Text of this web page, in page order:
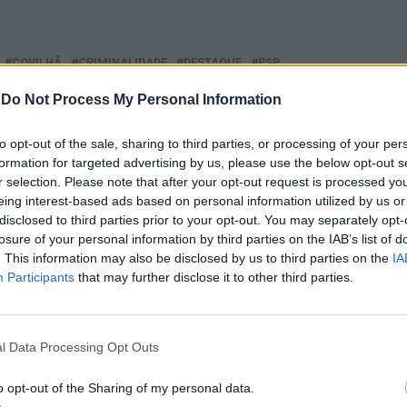
Do Not Process My Personal Information
opt-out of the sale, sharing to third parties, or processing of your
for targeted advertising by us, please use the below opt-out
selection. Please note that after your opt-out request is processed
interest-based ads based on personal information utilized by us
to third parties prior to your opt-out. You may separately
of your personal information by third parties on the IAB’s list of
This information may also be disclosed by us to third parties on the
Participants that may further disclose it to other third parties.
Data Processing Opt Outs
opt-out of the Sharing of my personal data.
COVILHÃ CRIMINALIDADE DESTAQUE PSP
PRÓXIMO
Curia
ESTAR INTERESSADO
de 26 anos detido por Amarante: PSP apreende bicicleta